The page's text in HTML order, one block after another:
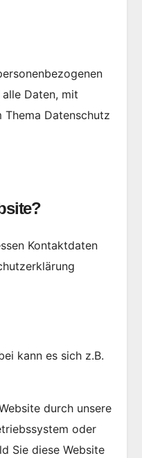
Daten, mit
Datenschutz
Kontaktdaten
kann es sich z.B.
durch unsere
oder
Sie diese Website